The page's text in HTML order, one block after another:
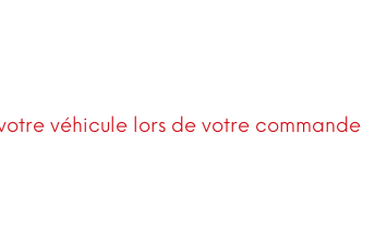
véhicule lors de votre commande